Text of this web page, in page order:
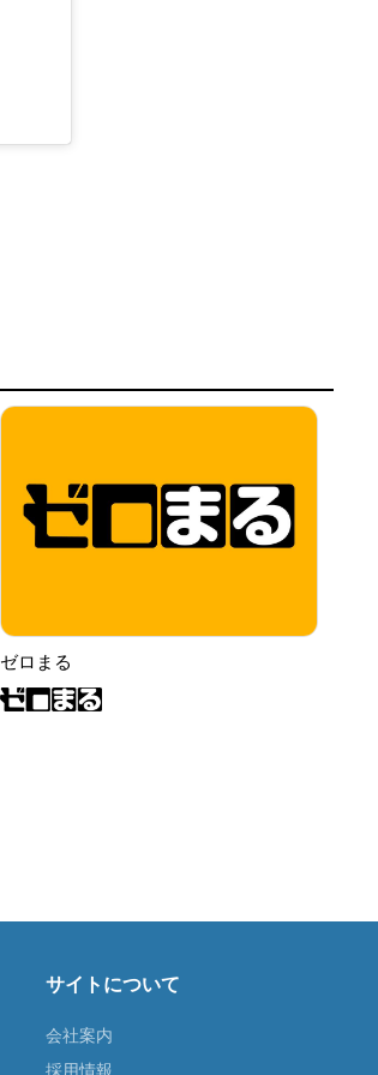
ゼロまる
サイトについて
会社案内
採用情報